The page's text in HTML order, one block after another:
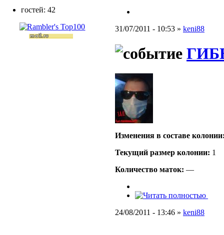
31/07/2011 - 10:53 » keni88
Изменения в составе
Текущий размер кoлонии: 1
Количество маток: —
24/08/2011 - 13:46 » keni88
гостей: 42